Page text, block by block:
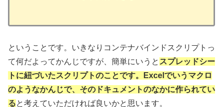
ということです。いきなりコンテナバインドスクリプトっ
て何だよってかんじですが、簡単にいうと スプレッドシー
トに紐づいたスクリプトのことです。Excelでいうマクロ
のようなかんじで、そのドキュメントのなかに作られてい
ると考えていただければ良いかと思います。